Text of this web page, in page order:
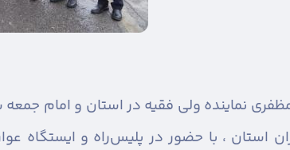
مظفری نماینده ولی فقیه در استان و امام
استان ، با حضور در پلیس‌راه و ایستگاه